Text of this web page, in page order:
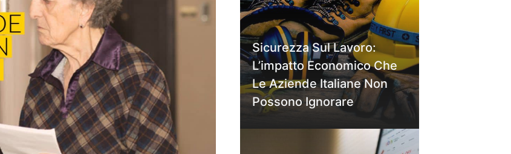
Sicurezza Sul Lavoro:
L’impatto Economico Che
Le Aziende Italiane Non
Possono Ignorare